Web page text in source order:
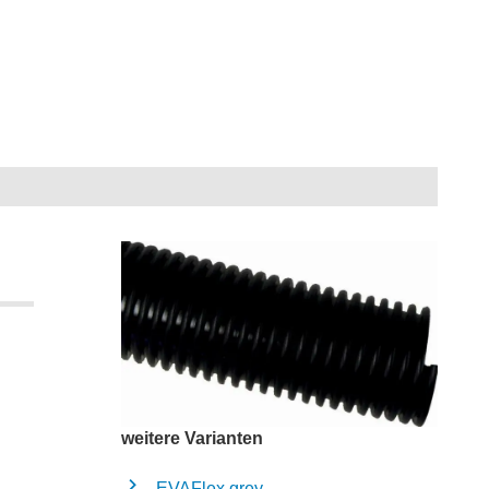
& Gebläseschläuche
weitere Varianten